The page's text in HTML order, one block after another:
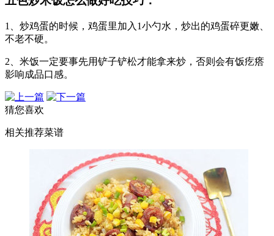
1、炒鸡蛋的时候，鸡蛋里加入1小勺水，炒出的鸡蛋碎更嫩、
不老不硬。
2、米饭一定要事先用铲子铲松才能拿来炒，否则会有饭疙瘩
影响成品口感。
猜您喜欢
相关推荐菜谱